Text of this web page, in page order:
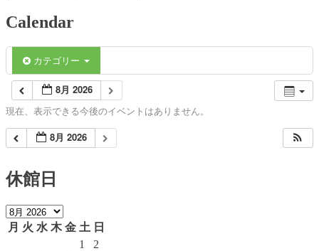
Calendar
カテゴリー
8月 2026
現在、表示できる今後のイベントはありません。
8月 2026
休館日
月 火 水 木 金 土 日
1
2